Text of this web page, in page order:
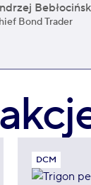
Bond Trader
DCM